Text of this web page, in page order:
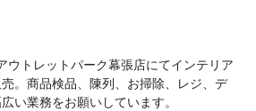
ウトレットパーク幕張店にてインテリア
。商品検品、陳列、お掃除、レジ、デ
い業務をお願いしています。